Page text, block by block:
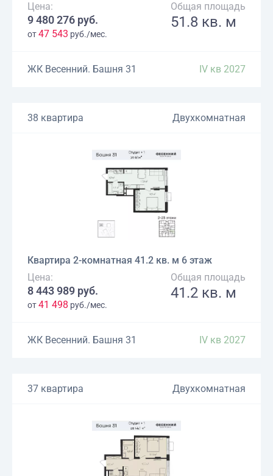
Цена:
9 480 276 руб.
от47 543 руб./мес.
Общая площадь
51.8 кв. м
ЖК Весенний. Башня 31 IV кв 2027
38 квартира Двухкомнатная
Квартира 2-комнатная 41.2 кв. м 6 этаж
Цена:
8 443 989 руб.
от41 498 руб./мес.
Общая площадь
41.2 кв. м
ЖК Весенний. Башня 31 IV кв 2027
37 квартира Двухкомнатная